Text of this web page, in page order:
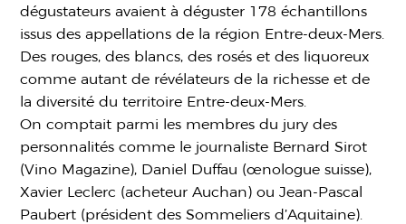
dégustateurs avaient à déguster 178 échantillons
issus des appellations de la région Entre-deux-Mers.
Des rouges, des blancs, des rosés et des liquoreux
comme autant de révélateurs de la richesse et de
la diversité du territoire Entre-deux-Mers.
On comptait parmi les membres du jury des
personnalités comme le journaliste Bernard Sirot
(Vino Magazine), Daniel Duffau (œnologue suisse),
Xavier Leclerc (acheteur Auchan) ou Jean-Pascal
Paubert (président des Sommeliers d’Aquitaine).